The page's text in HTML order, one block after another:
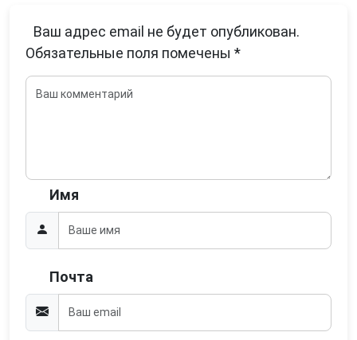
Ваш адрес email не будет опубликован.
Обязательные поля помечены *
Имя
Почта